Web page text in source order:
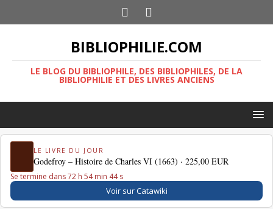
BIBLIOPHILIE.COM
LE BLOG DU BIBLIOPHILE, DES BIBLIOPHILES, DE LA
BIBLIOPHILIE ET DES LIVRES ANCIENS
LE LIVRE DU JOUR
Godefroy – Histoire de Charles VI (1663) · 225,00 EUR
Se termine dans 72 h 54 min 44 s
Voir sur Catawiki